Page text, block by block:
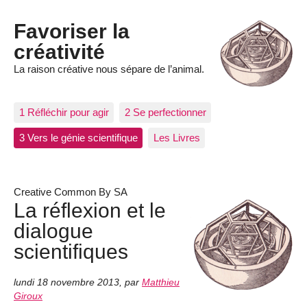
Favoriser la
créativité
La raison créative nous sépare de l’animal.
1 Réfléchir pour agir 2 Se perfectionner
3 Vers le génie scientifique Les Livres
Creative Common By SA
La réflexion et le
dialogue
scientifiques
lundi 18 novembre 2013 par Matthieu
Giroux